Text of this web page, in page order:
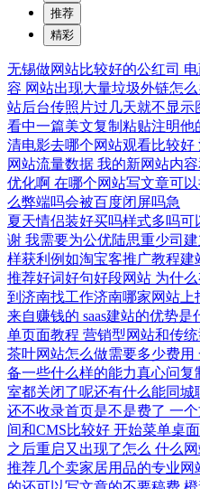
推荐
精彩
无锡做网站比较好的公红司
容 网站出现大量垃圾外链怎
站后台传照片过几天就不显示
看中一篇美文复制粘贴注明他
清电影去哪个网站观看比较好
网站流量数据 我的新网站内
优化啊 在哪个网站写文章可
么弊端吗会被百度闭屏吗急
夏天情侣装好买吗样式多吗
谢 我需要为公优陆思重少司
样获利例如淘宝客推广教程
推荐好词好句好段网站 为什
到济南找工作济南哪家网站上
来自赚钱的 saas建站的优势是
单页面教程 营销型网站和传
茶叶网站怎么做需要多少费用
备一些什么样的能力真心问复
室都关闭了呢还有什么能同城
还不收录首页是不是费了 一
间和CMS比较好 开始菜单桌
之后重启又出现了怎么 什么
推荐几个卖家居用品的专业网